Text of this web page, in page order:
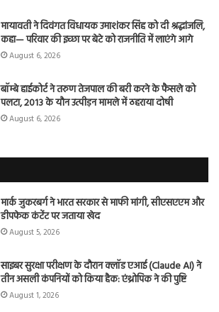
मायावती ने दिवंगत विधायक उमाशंकर सिंह को दी श्रद्धांजलि,
कहा— परिवार की इच्छा पर बेटे को राजनीति में लाएंगे आगे
August 6, 2026
बॉम्बे हाईकोर्ट ने तरुण तेजपाल की बरी करने के फैसले को
पलटा, 2013 के यौन उत्पीड़न मामले में ठहराया दोषी
August 6, 2026
मार्क जुकरबर्ग ने भारत सरकार से माफी मांगी, सीएसएएम और
डीपफेक कंटेंट पर जताया खेद
August 5, 2026
साइबर सुरक्षा परीक्षण के दौरान क्लॉड एआई (Claude AI) ने
तीन असली कंपनियों को किया हैक: एंथ्रोपिक ने की पुष्टि
August 1, 2026